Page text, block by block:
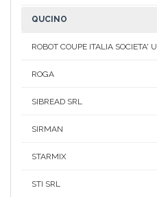
QUCINO
ROBOT COUPE ITALIA SOCIETA'
ROGA
SIBREAD SRL
SIRMAN
STARMIX
STI SRL